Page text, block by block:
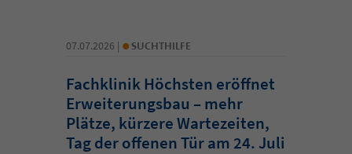
07.07.2026 | • SUCHTHILFE
Fachklinik Höchsten eröffnet
Erweiterungsbau – mehr
Plätze, kürzere Wartezeiten,
Tag der offenen Tür am 24. Juli